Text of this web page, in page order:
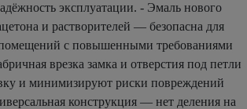
эксплуатации. - Эмаль нового
и растворителей — безопасна для
с повышенными требованиями
врезка замка и отверстия под петли
и минимизируют риски повреждений
конструкция — нет деления на